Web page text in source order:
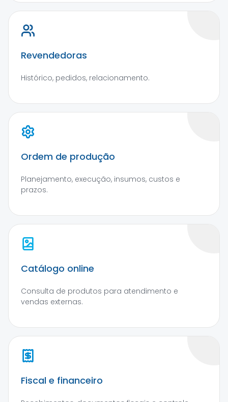
Revendedoras
Histórico, pedidos, relacionamento.
Ordem de produção
Planejamento, execução, insumos, custos e
prazos.
Catálogo online
Consulta de produtos para atendimento e
vendas externas.
Fiscal e financeiro